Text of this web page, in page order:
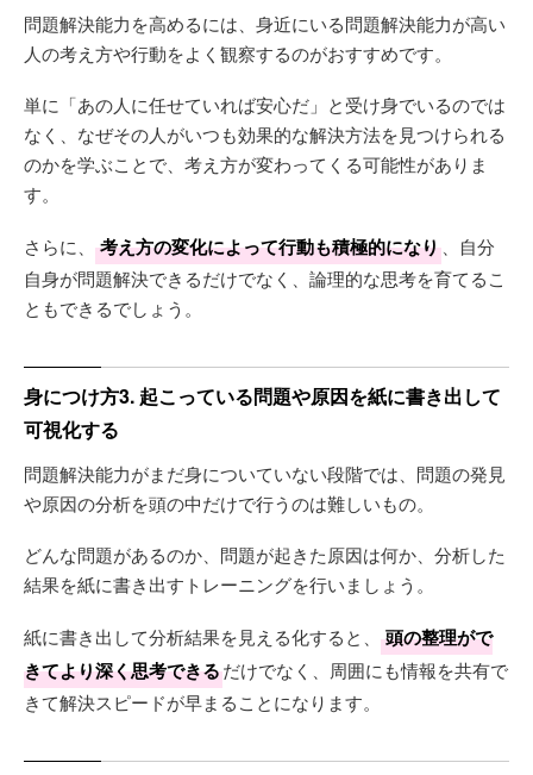
問題解決能力を高めるには、身近にいる問題解決能力が高い
人の考え方や行動をよく観察するのがおすすめです。
単に「あの人に任せていれば安心だ」と受け身でいるのでは
なく、なぜその人がいつも効果的な解決方法を見つけられる
のかを学ぶことで、考え方が変わってくる可能性がありま
す。
さらに、 考え方の変化によって行動も積極的になり、自分
自身が問題解決できるだけでなく、論理的な思考を育てるこ
ともできるでしょう。
身につけ方3. 起こっている問題や原因を紙に書き出して
可視化する
問題解決能力がまだ身についていない段階では、問題の発見
や原因の分析を頭の中だけで行うのは難しいもの。
どんな問題があるのか、問題が起きた原因は何か、分析した
結果を紙に書き出すトレーニングを行いましょう。
紙に書き出して分析結果を見える化すると、
頭の整理がで
きてより深く思考できるだけでなく、周囲にも情報を共有で
きて解決スピードが早まることになります。